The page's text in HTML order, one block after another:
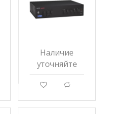
Наличие
уточняйте
g d